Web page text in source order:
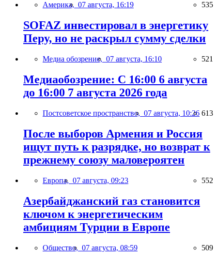
Америка, 07 августа, 16:19 535
SOFAZ инвестировал в энергетику
Перу, но не раскрыл сумму сделки
Медиа обозрение, 07 августа, 16:10 521
Медиаобозрение: С 16:00 6 августа
до 16:00 7 августа 2026 года
Постсоветское пространство, 07 августа, 10:26 613
После выборов Армения и Россия
ищут путь к разрядке, но возврат к
прежнему союзу маловероятен
Европа, 07 августа, 09:23 552
Азербайджанский газ становится
ключом к энергетическим
амбициям Турции в Европе
Общество, 07 августа, 08:59 509